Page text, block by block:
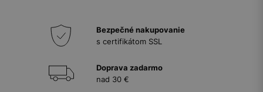
Bezpečné nakupovanie
s certifikátom SSL
Doprava zadarmo
nad 30 €